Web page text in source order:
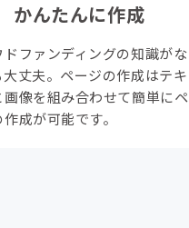
かんたんに作成
ドファンディングの知識がな
大丈夫。ページの作成はテキ
画像を組み合わせて簡単にペ
成が可能です。